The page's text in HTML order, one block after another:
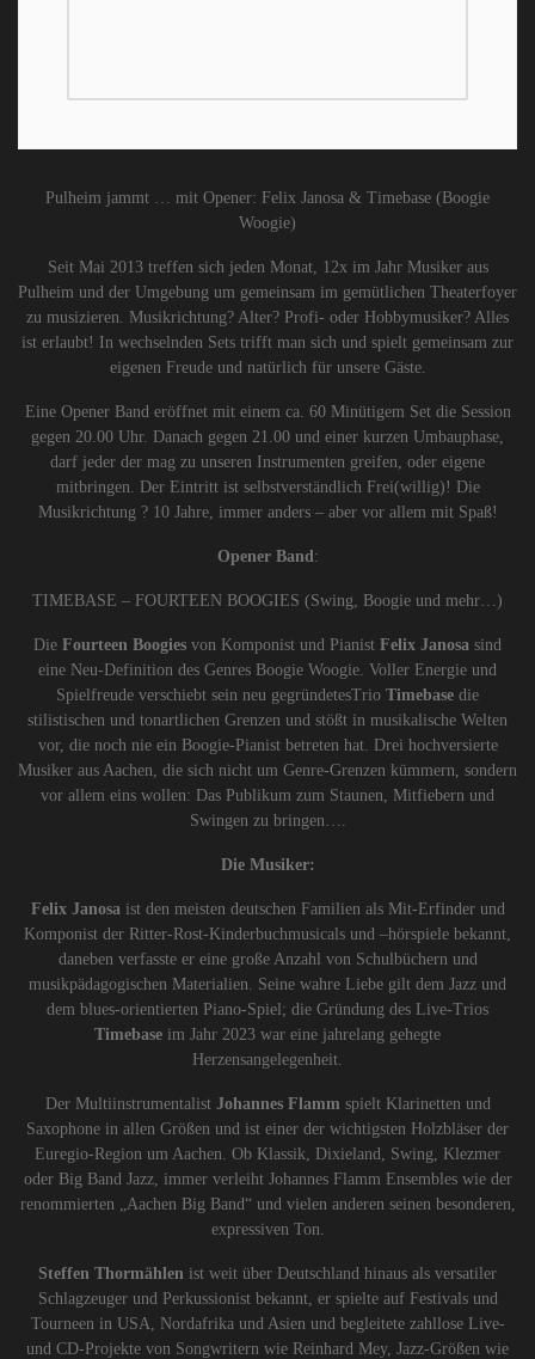
Pulheim jammt … mit Opener: Felix Janosa & Timebase (Boogie
Woogie)
Seit Mai 2013 treffen sich jeden Monat, 12x im Jahr Musiker aus
Pulheim und der Umgebung um gemeinsam im gemütlichen Theaterfoyer
zu musizieren. Musikrichtung? Alter? Profi- oder Hobbymusiker? Alles
ist erlaubt! In wechselnden Sets trifft man sich und spielt gemeinsam zur
eigenen Freude und natürlich für unsere Gäste.
Eine Opener Band eröffnet mit einem ca. 60 Minütigem Set die Session
gegen 20.00 Uhr. Danach gegen 21.00 und einer kurzen Umbauphase,
darf jeder der mag zu unseren Instrumenten greifen, oder eigene
mitbringen. Der Eintritt ist selbstverständlich Frei(willig)! Die
Musikrichtung ? 10 Jahre, immer anders – aber vor allem mit Spaß!
Opener Band:
TIMEBASE – FOURTEEN BOOGIES (Swing, Boogie und mehr…)
Die Fourteen Boogies von Komponist und Pianist Felix Janosa sind
eine Neu-Definition des Genres Boogie Woogie. Voller Energie und
Spielfreude verschiebt sein neu gegründetesTrio Timebase die
stilistischen und tonartlichen Grenzen und stößt in musikalische Welten
vor, die noch nie ein Boogie-Pianist betreten hat. Drei hochversierte
Musiker aus Aachen, die sich nicht um Genre-Grenzen kümmern, sondern
vor allem eins wollen: Das Publikum zum Staunen, Mitfiebern und
Swingen zu bringen….
Die Musiker:
Felix Janosaist den meisten deutschen Familien als Mit-Erfinder und
Komponist der Ritter-Rost-Kinderbuchmusicals und –hörspiele bekannt,
daneben verfasste er eine große Anzahl von Schulbüchern und
musikpädagogischen Materialien. Seine wahre Liebe gilt dem Jazz und
dem blues-orientierten Piano-Spiel; die Gründung des Live-Trios
Timebase im Jahr 2023 war eine jahrelang gehegte
Herzensangelegenheit.
Der Multiinstrumentalist Johannes Flamm spielt Klarinetten und
Saxophone in allen Größen und ist einer der wichtigsten Holzbläser der
Euregio-Region um Aachen. Ob Klassik, Dixieland, Swing, Klezmer
oder Big Band Jazz, immer verleiht Johannes Flamm Ensembles wie der
renommierten „Aachen Big Band“ und vielen anderen seinen besonderen,
expressiven Ton.
Steffen Thormählen ist weit über Deutschland hinaus als versatiler
Schlagzeuger und Perkussionist bekannt, er spielte auf Festivals und
Tourneen in USA, Nordafrika und Asien und begleitete zahllose Live-
und CD-Projekte von Songwritern wie Reinhard Mey, Jazz-Größen wie